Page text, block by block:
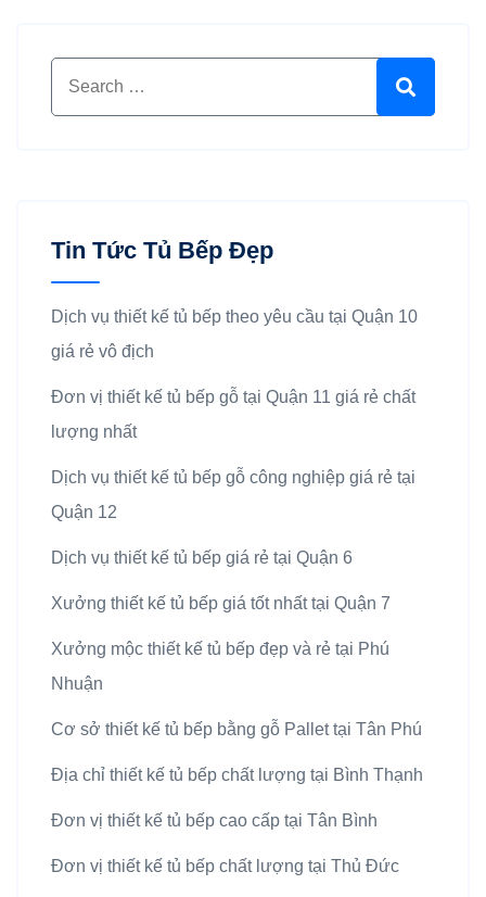
Tin Tức Tủ Bếp Đẹp
Dịch vụ thiết kế tủ bếp theo yêu cầu tại Quận 10
giá rẻ vô địch
Đơn vị thiết kế tủ bếp gỗ tại Quận 11 giá rẻ chất
lượng nhất
Dịch vụ thiết kế tủ bếp gỗ công nghiệp giá rẻ tại
Quận 12
Dịch vụ thiết kế tủ bếp giá rẻ tại Quận 6
Xưởng thiết kế tủ bếp giá tốt nhất tại Quận 7
Xưởng mộc thiết kế tủ bếp đẹp và rẻ tại Phú
Nhuận
Cơ sở thiết kế tủ bếp bằng gỗ Pallet tại Tân Phú
Địa chỉ thiết kế tủ bếp chất lượng tại Bình Thạnh
Đơn vị thiết kế tủ bếp cao cấp tại Tân Bình
Đơn vị thiết kế tủ bếp chất lượng tại Thủ Đức